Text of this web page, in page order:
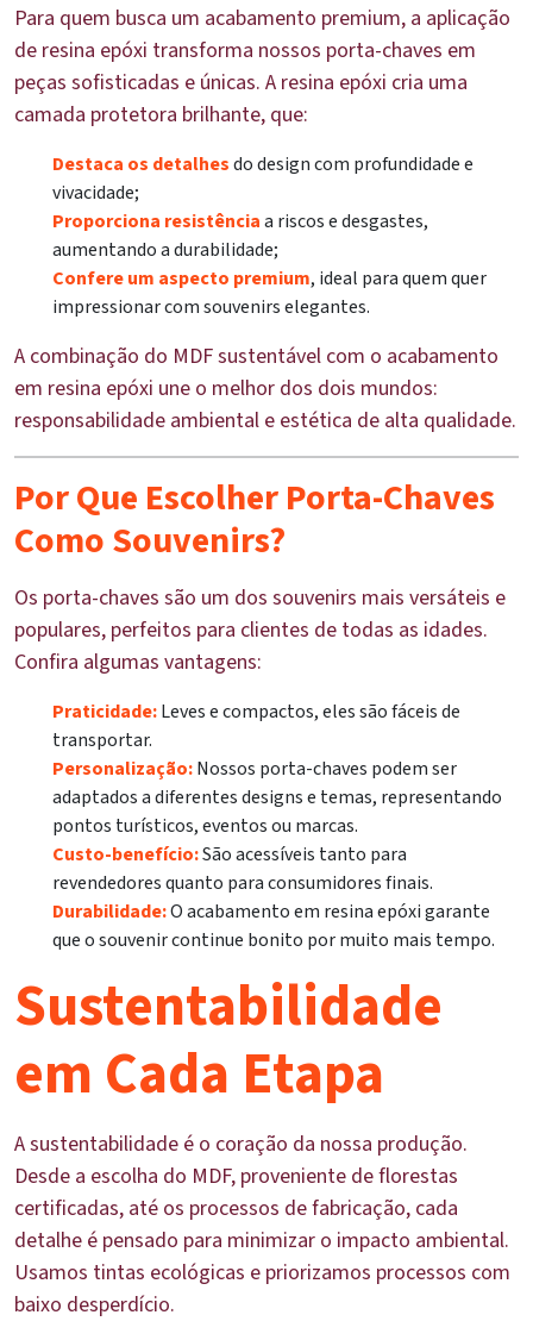
Para quem busca um acabamento premium, a aplicação
de resina epóxi transforma nossos porta-chaves em
peças sofisticadas e únicas. A resina epóxi cria uma
camada protetora brilhante, que:
Destaca os detalhesdo design com profundidade e
vivacidade;
Proporciona resistênciaa riscos e desgastes,
aumentando a durabilidade;
Confere um aspecto premium, ideal para quem quer
impressionar com souvenirs elegantes.
A combinação do MDF sustentável com o acabamento
em resina epóxi une o melhor dos dois mundos:
responsabilidade ambiental e estética de alta qualidade.
Por Que Escolher Porta-Chaves
Como Souvenirs?
Os porta-chaves são um dos souvenirs mais versáteis e
populares, perfeitos para clientes de todas as idades.
Confira algumas vantagens:
Praticidade:Leves e compactos, eles são fáceis de
transportar.
Personalização:Nossos porta-chaves podem ser
adaptados a diferentes designs e temas, representando
pontos turísticos, eventos ou marcas.
Custo-benefício:São acessíveis tanto para
revendedores quanto para consumidores finais.
Durabilidade:O acabamento em resina epóxi garante
que o souvenir continue bonito por muito mais tempo.
Sustentabilidade
em Cada Etapa
A sustentabilidade é o coração da nossa produção.
Desde a escolha do MDF, proveniente de florestas
certificadas, até os processos de fabricação, cada
detalhe é pensado para minimizar o impacto ambiental.
Usamos tintas ecológicas e priorizamos processos com
baixo desperdício.